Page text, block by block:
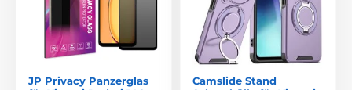
JP Privacy Panzerglas
Camslide Stand